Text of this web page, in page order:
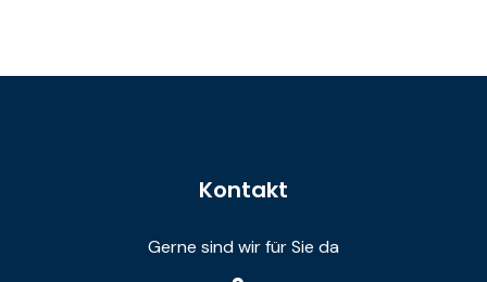
Kontakt
Gerne sind wir für Sie da